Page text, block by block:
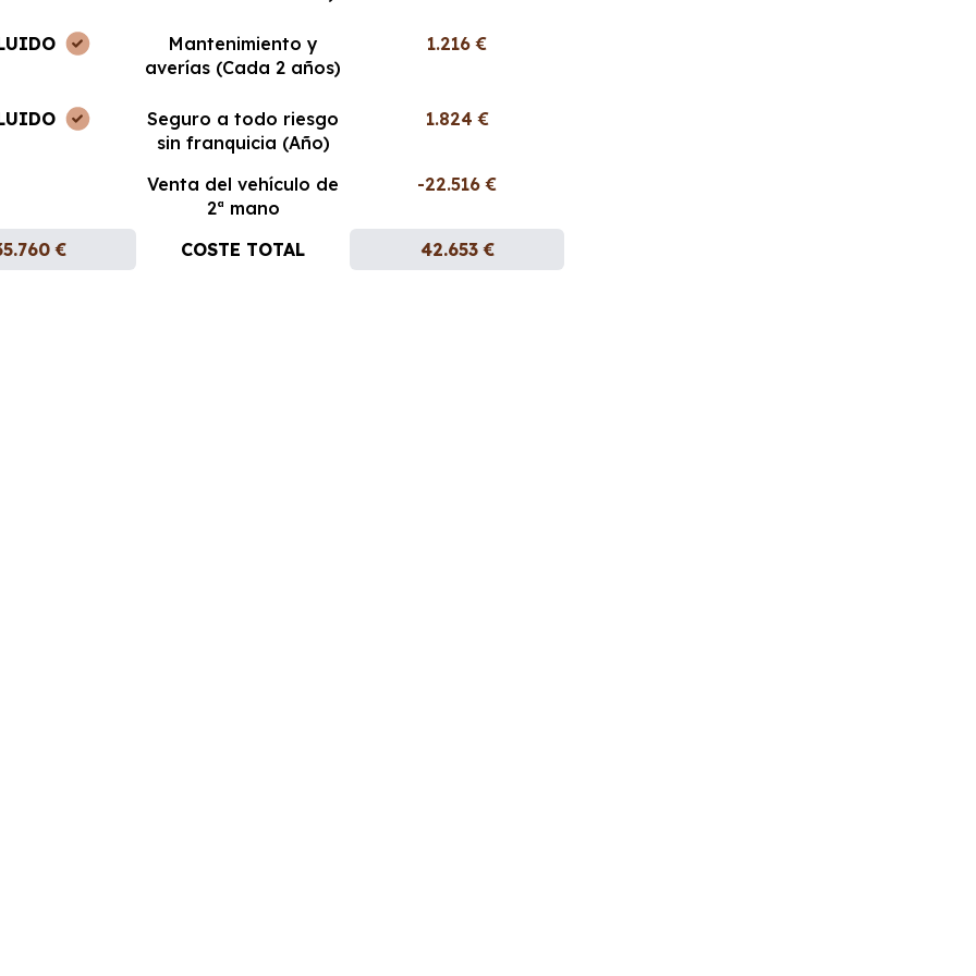
Mantenimiento y
averías (Cada 2 años)
1.216 €
Seguro a todo riesgo
sin franquicia (Año)
1.824 €
Venta del vehículo de
2ª mano
-22.516 €
€ COSTE TOTAL 42.653 €